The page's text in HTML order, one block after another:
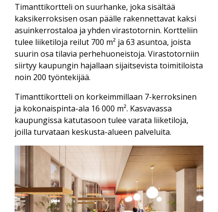
Timanttikortteli on suurhanke, joka sisältää
kaksikerroksisen osan päälle rakennettavat kaksi
asuinkerrostaloa ja yhden virastotornin. Kortteliin
tulee liiketiloja reilut 700 m² ja 63 asuntoa, joista
suurin osa tilavia perhehuoneistoja. Virastotorniin
siirtyy kaupungin hajallaan sijaitsevista toimitiloista
noin 200 työntekijää.
Timanttikortteli on korkeimmillaan 7-kerroksinen
ja kokonaispinta-ala 16 000 m². Kasvavassa
kaupungissa katutasoon tulee varata liiketiloja,
joilla turvataan keskusta-alueen palveluita.